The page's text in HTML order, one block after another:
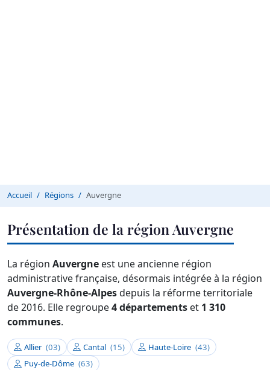
Accueil Régions Auvergne
Présentation de la région Auvergne
La région Auvergne est une ancienne région
administrative française, désormais intégrée à la région
Auvergne-Rhône-Alpesdepuis la réforme territoriale
de 2016. Elle regroupe4 départements et 1 310
communes.
Allier (03) Cantal (15) Haute-Loire (43)
Puy-de-Dôme (63)